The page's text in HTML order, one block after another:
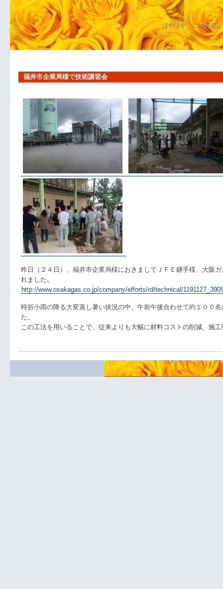
「ほやほや」には肯定
福井市企業局様で技術講習会
昨日（２４日）、福井市企業局様におきましてＪＦＥ継手様、大阪
れました。
http://www.osakagas.co.jp/company/efforts/rd/technical/
時折小雨の降る大変蒸し暑い状況の中、午前午後合わせて約１００
た。
この工法を用いることで、従来よりも大幅に材料コストの削減、施